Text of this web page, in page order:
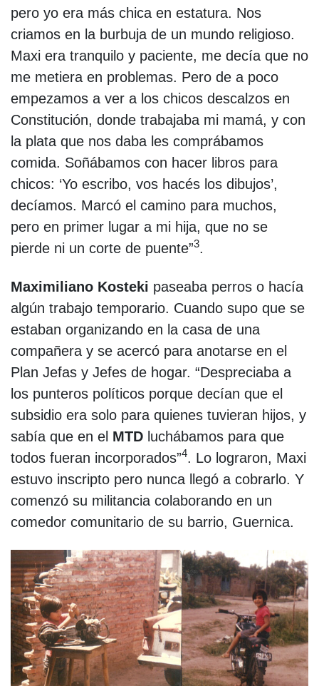
pero yo era más chica en estatura. Nos
criamos en la burbuja de un mundo religioso.
Maxi era tranquilo y paciente, me decía que no
me metiera en problemas. Pero de a poco
empezamos a ver a los chicos descalzos en
Constitución, donde trabajaba mi mamá, y con
la plata que nos daba les comprábamos
comida. Soñábamos con hacer libros para
chicos: ‘Yo escribo, vos hacés los dibujos’,
decíamos. Marcó el camino para muchos,
pero en primer lugar a mi hija, que no se
pierde ni un corte de puente”3.
Maximiliano Kosteki paseaba perros o hacía
algún trabajo temporario. Cuando supo que se
estaban organizando en la casa de una
compañera y se acercó para anotarse en el
Plan Jefas y Jefes de hogar. “Despreciaba a
los punteros políticos porque decían que el
subsidio era solo para quienes tuvieran hijos, y
sabía que en el MTD luchábamos para que
todos fueran incorporados”4. Lo lograron, Maxi
estuvo inscripto pero nunca llegó a cobrarlo. Y
comenzó su militancia colaborando en un
comedor comunitario de su barrio, Guernica.